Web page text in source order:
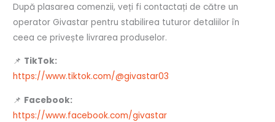
După plasarea comenzii, veți fi contactați de către un
operator Givastar pentru stabilirea tuturor detaliilor în
ceea ce privește livrarea produselor.
📌 TikTok:
https://www.tiktok.com/@givastar03
📌 Facebook:
https://www.facebook.com/givastar